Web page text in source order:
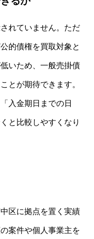
れていません。ただ
的債権を買取対象と
いため、一般売掛債
とが期待できます。
入金期日までの日
と比較しやすくなり
区に拠点を置く実績
案件や個人事業主を